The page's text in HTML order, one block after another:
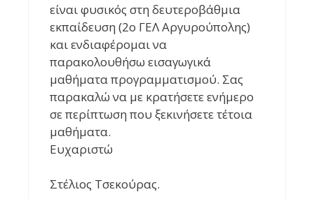
είναι φυσικός στη δευτεροβάθμια
εκπαίδευση (2ο ΓΕΛ Αργυρούπολης)
και ενδιαφέρομαι να
παρακολουθήσω εισαγωγικά
μαθήματα προγραμματισμού. Σας
παρακαλώ να με κρατήσετε ενήμερο
σε περίπτωση που ξεκινήσετε τέτοια
μαθήματα.
Ευχαριστώ
Στέλιος Τσεκούρας.